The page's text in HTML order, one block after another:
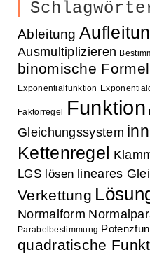
Ableitung
Ausmultiplizieren
binomische
Exponentialfunktion
Faktorregel Funktion
Gleichungssystem
Kettenregel
LGS lösen lineares
Verkettung
Normalform
Parabelbestimmung
quadratische